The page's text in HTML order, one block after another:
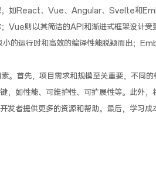
如React、Vue、Angular、Svelte和
Vue则以其简洁的API和渐进式框架设计
的运行时和高效的编译性能脱颖而出；
首先，项目需求和规模至关重要，不同的
，如性能、可维护性、可扩展性等。此外
发者提供更多的资源和帮助。最后，学习